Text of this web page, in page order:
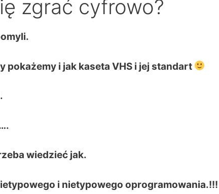
zgrać cyfrowo?
pokażemy i jak kaseta VHS i jej standart
wiedzieć jak.
i nietypowego oprogramowania.!!!